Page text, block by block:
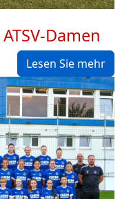
Damen
Lesen Sie mehr